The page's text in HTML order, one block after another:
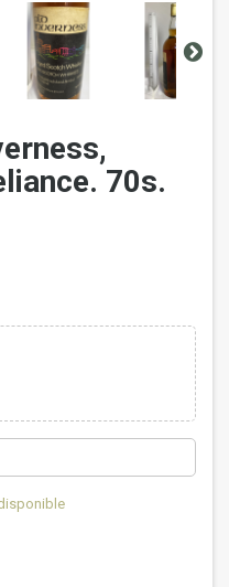
70s.